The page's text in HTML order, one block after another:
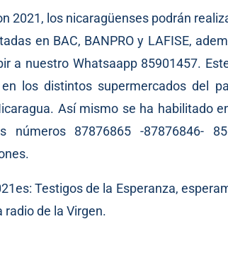
2021, los nicaragüenses podrán
en BAC, BANPRO y LAFISE,
a nuestro Whatsaapp 85901457.
los distintos supermercados del
Así mismo se ha habilitado
87876865 -87876846-
Testigos de la Esperanza,
radio de la Virgen.